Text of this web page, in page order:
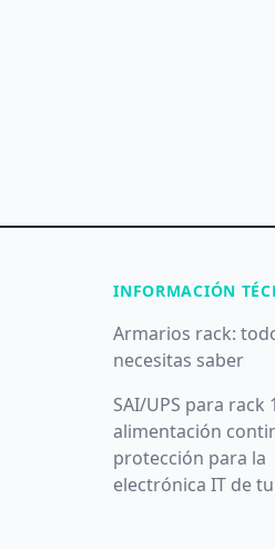
INFORMACIÓN
Armarios rack:
necesitas saber
SAI/UPS para rack
alimentación
protección para la
electrónica IT de